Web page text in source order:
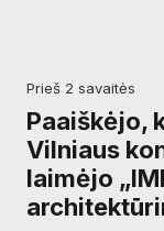
prieš 2 savaitės
Paaiškėjo,
Vilniaus
laimėjo